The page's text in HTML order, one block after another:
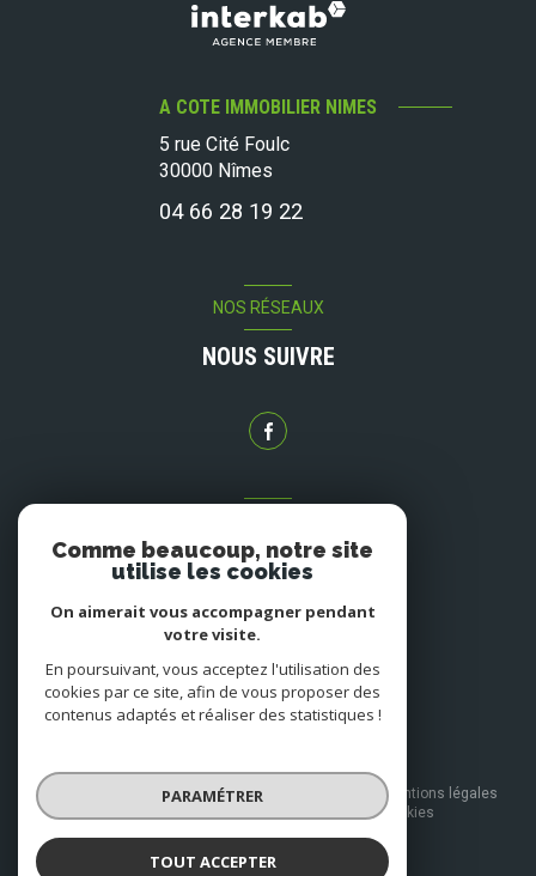
A COTE IMMOBILIER NIMES
5 rue Cité Foulc
30000 Nîmes
04 66 28 19 22
NOS RÉSEAUX
NOUS SUIVRE
NOUS ADHÉRONS
Nos honoraires
Nos partenaires
Mentions légales
Cookies
Réalisé par :
Comme beaucoup, notre site
utilise les cookies
On aimerait vous accompagner pendant
votre visite.
En poursuivant, vous acceptez l'utilisation des
cookies par ce site, afin de vous proposer des
contenus adaptés et réaliser des statistiques !
PARAMÉTRER
TOUT ACCEPTER